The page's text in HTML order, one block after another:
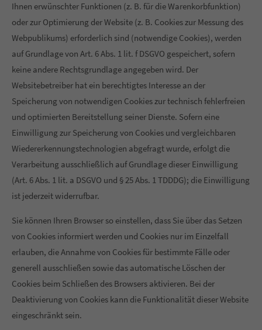
Ihnen erwünschter Funktionen (z. B. für die Warenkorbfunktion)
oder zur Optimierung der Website (z. B. Cookies zur Messung des
Webpublikums) erforderlich sind (notwendige Cookies), werden
auf Grundlage von Art. 6 Abs. 1 lit. f DSGVO gespeichert, sofern
keine andere Rechtsgrundlage angegeben wird. Der
Websitebetreiber hat ein berechtigtes Interesse an der
Speicherung von notwendigen Cookies zur technisch fehlerfreien
und optimierten Bereitstellung seiner Dienste. Sofern eine
Einwilligung zur Speicherung von Cookies und vergleichbaren
Wiedererkennungstechnologien abgefragt wurde, erfolgt die
Verarbeitung ausschließlich auf Grundlage dieser Einwilligung
(Art. 6 Abs. 1 lit. a DSGVO und § 25 Abs. 1 TDDDG); die Einwilligung
ist jederzeit widerrufbar.
Sie können Ihren Browser so einstellen, dass Sie über das Setzen
von Cookies informiert werden und Cookies nur im Einzelfall
erlauben, die Annahme von Cookies für bestimmte Fälle oder
generell ausschließen sowie das automatische Löschen der
Cookies beim Schließen des Browsers aktivieren. Bei der
Deaktivierung von Cookies kann die Funktionalität dieser Website
eingeschränkt sein.